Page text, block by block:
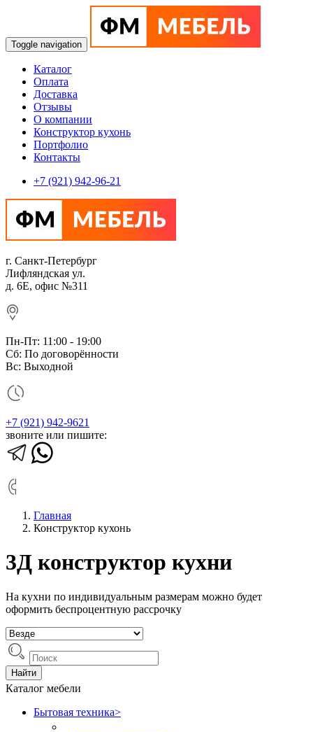
Toggle navigation
Каталог
Оплата
Доставка
Отзывы
О компании
Конструктор кухонь
Портфолио
Контакты
+7 (921) 942-96-21
г. Санкт-Петербург
Лифляндская ул.
д. 6Е, офис №311
Пн-Пт: 11:00 - 19:00
Сб: По договорённости
Вс: Выходной
+7 (921) 942-9621
звоните или пишите:
Главная
Конструктор кухонь
3Д конструктор кухни
На кухни по индивидуальным размерам можно будет
оформить беспроцентную рассрочку
Найти
Каталог мебели
Бытовая техника>